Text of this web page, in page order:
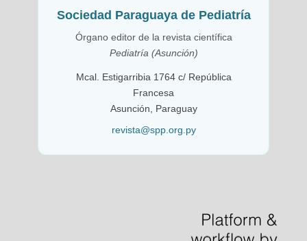
Sociedad Paraguaya de Pediatría
Órgano editor de la revista científica
Pediatría (Asunción)
Mcal. Estigarribia 1764 c/ República
Francesa
Asunción, Paraguay
revista@spp.org.py